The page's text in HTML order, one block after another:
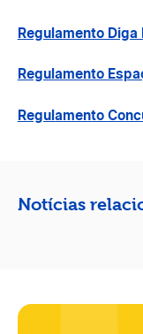
Regulamento Diga
Regulamento
Regulamento
Notícias